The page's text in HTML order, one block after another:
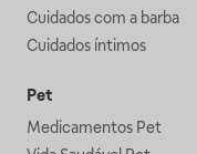
Cuidados com a barba
Cuidados íntimos
Pet
Medicamentos Pet